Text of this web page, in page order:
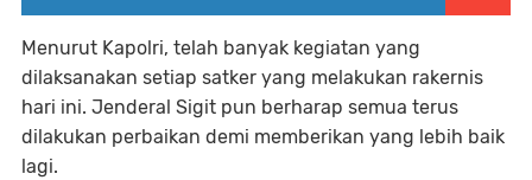
Menurut Kapolri, telah banyak kegiatan yang
dilaksanakan setiap satker yang melakukan rakernis
hari ini. Jenderal Sigit pun berharap semua terus
dilakukan perbaikan demi memberikan yang lebih baik
lagi.